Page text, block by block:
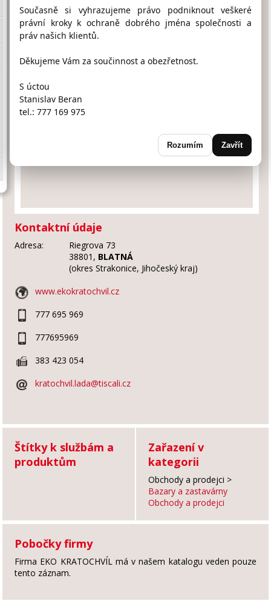
Umístění EKO KRATOCHVÍL na Google maps
Kontaktní údaje
Adresa:
Riegrova 73
38801, BLATNÁ
(okres Strakonice, Jihočeský kraj)
www.ekokratochvil.cz
777 695 969
777695969
383 423 054
kratochvil.lada@tiscali.cz
Štítky k službám a
produktům
Zařazení v
kategorii
Obchody a prodejci >
Bazary a zastavárny
Obchody a prodejci
Pobočky firmy
Firma EKO KRATOCHVÍL má v našem katalogu veden pouze
tento záznam.
Současně si vyhrazujeme právo podniknout veškeré
právní kroky k ochraně dobrého jména společnosti a
práv našich klientů.
Děkujeme Vám za součinnost a obezřetnost.
S úctou
Stanislav Beran
tel.: 777 169 975
Rozumím Zavřít